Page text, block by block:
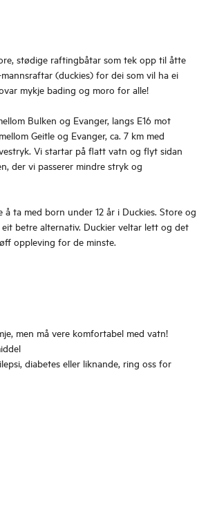
stødige raftingbåtar som tek opp til åtte
(duckies) for dei som vil ha ei
mykje bading og moro for alle!
Bulken og Evanger, langs E16 mot
Geitle og Evanger, ca. 7 km med
Vi startar på flatt vatn og flyt sidan
der vi passerer mindre stryk og
å ta med born under 12 år i Duckies. Store og
betre alternativ. Duckier veltar lett og det
oppleving for de minste.
men må vere komfortabel med vatn!
diabetes eller liknande, ring oss for